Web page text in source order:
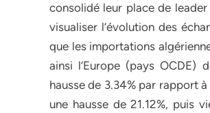
consolidé leur place de
visualiser l’évolution des
que les importations
ainsi l’Europe (pays OCDE)
hausse de 3.34% par rapport
une hausse de 21.12%, puis